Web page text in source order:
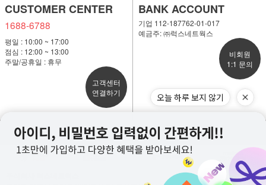
CUSTOMER CENTER
1688-6788
평일 : 10:00 ~ 17:00
점심 : 12:00 ~ 13:00
주말/공휴일 : 휴무
고객센터
연결하기
BANK ACCOUNT
기업 112-187762-01-017
예금주: ㈜럭스네트웍스
비회원
1:1 문의
PC 버전 이용안내 개인정보처리방침 고객센터